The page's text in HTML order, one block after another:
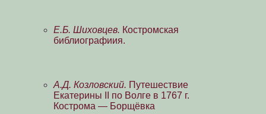
Е.Б. Шиховцев. Костромская
библиографиия.
А.Д. Козловский. Путешествие
Екатерины II по Волге в 1767 г.
Кострома — Борщёвка